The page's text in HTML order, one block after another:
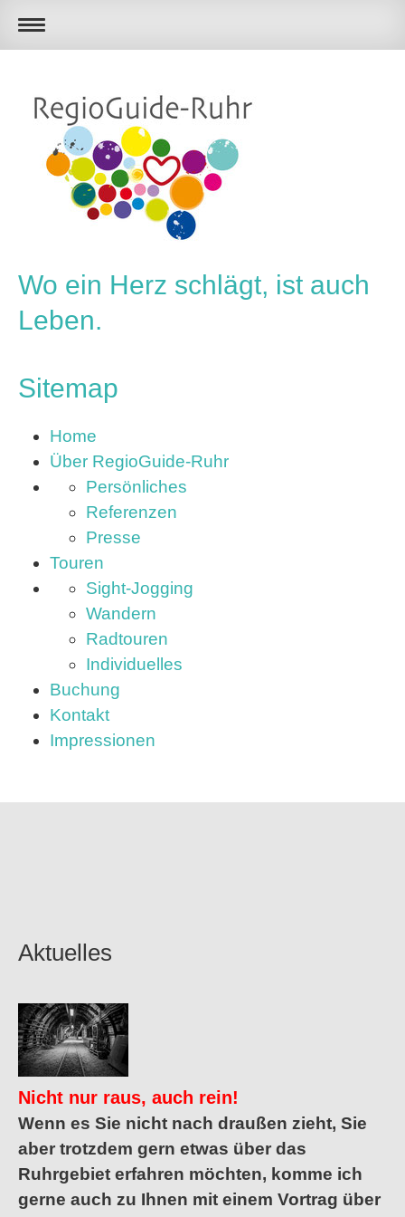
Wo ein Herz schlägt, ist auch
Leben.
Sitemap
Home
Über RegioGuide-Ruhr
Persönliches
Referenzen
Presse
Touren
Sight-Jogging
Wandern
Radtouren
Individuelles
Buchung
Kontakt
Impressionen
Aktuelles
Nicht nur raus, auch rein!
Wenn es Sie nicht nach draußen zieht, Sie
aber trotzdem gern etwas über das
Ruhrgebiet erfahren möchten, komme ich
gerne auch zu Ihnen mit einem Vortrag über